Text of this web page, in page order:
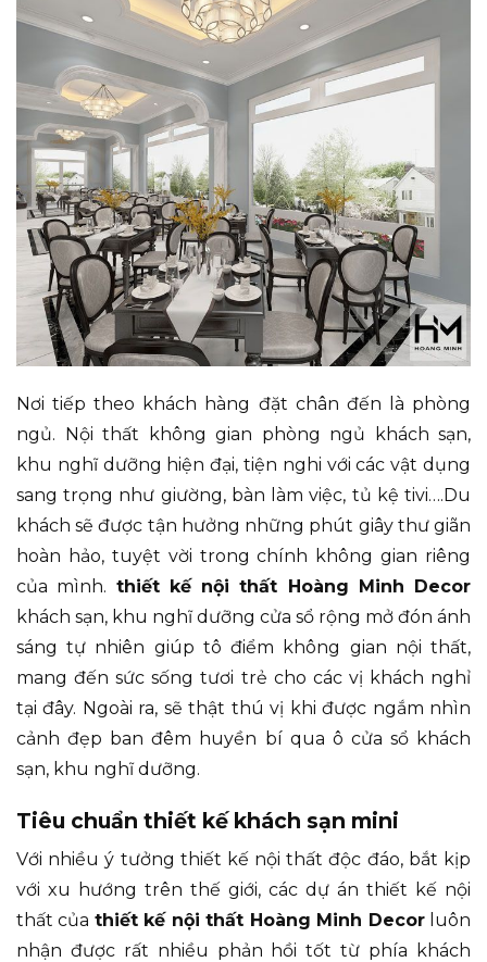
Nơi tiếp theo khách hàng đặt chân đến là phòng
ngủ. Nội thất không gian phòng ngủ khách sạn,
khu nghĩ dưỡng hiện đại, tiện nghi với các vật dụng
sang trọng như giường, bàn làm việc, tủ kệ tivi….Du
khách sẽ được tận hưởng những phút giây thư giãn
hoàn hảo, tuyệt vời trong chính không gian riêng
của mình. thiết kế nội thất Hoàng Minh Decor
khách sạn, khu nghĩ dưỡng cửa sổ rộng mở đón ánh
sáng tự nhiên giúp tô điểm không gian nội thất,
mang đến sức sống tươi trẻ cho các vị khách nghỉ
tại đây. Ngoài ra, sẽ thật thú vị khi được ngắm nhìn
cảnh đẹp ban đêm huyền bí qua ô cửa sổ khách
sạn, khu nghĩ dưỡng.
Tiêu chuẩn thiết kế khách sạn mini
Với nhiều ý tưởng thiết kế nội thất độc đáo, bắt kịp
với xu hướng trên thế giới, các dự án thiết kế nội
thất của thiết kế nội thất Hoàng Minh Decorluôn
nhận được rất nhiều phản hồi tốt từ phía khách